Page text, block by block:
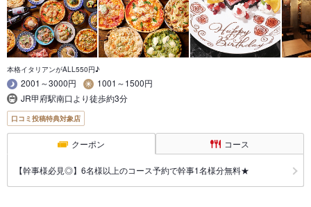
本格イタリアンがALL550円♪
2001～3000円
1001～1500円
JR甲府駅南口より徒歩約3分
口コミ投稿特典対象店
クーポン コース
【幹事様必見◎】6名様以上のコース予約で幹事1名様分無料★